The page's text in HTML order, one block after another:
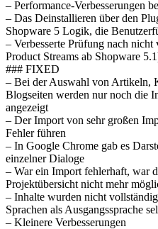
– Performance-Verbesserungen
– Das Deinstallieren über den
Shopware 5 Logik, die
– Verbesserte Prüfung nach
Product Streams ab Shopware
### FIXED
– Bei der Auswahl von Artikeln,
Blogseiten werden nur noch die
angezeigt
– Der Import von sehr großen
Fehler führen
– In Google Chrome gab es
einzelner Dialoge
– War ein Import fehlerhaft, war
Projektübersicht nicht mehr
– Inhalte wurden nicht
Sprachen als Ausgangssprache
– Kleinere Verbesserungen